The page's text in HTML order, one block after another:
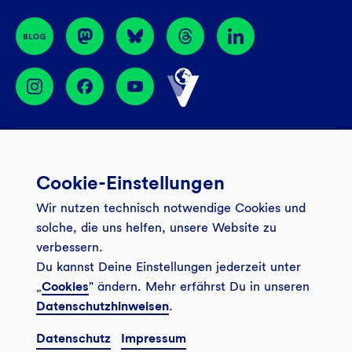
BIC: GENODEM1GLS
Banking App
Service
Onlinebanking Login
Sicheres Banking
FAQ
Kontakt
Unsere Angebote
Girokonto
Mitgliederkonto
Tagesgeldkonto
Finanzieren
Wo wirkt die GLS?
Weitersagen
Veranstaltungen
Filiale finden
Kundenmagazin Bankspiegel
Sozial-ökologisch seit 1974
© 2026 GLS Gemeinschaftsbank eG
Cookie-Einstellungen
Wir nutzen technisch notwendige Cookies und
solche, die uns helfen, unsere Website zu
verbessern.
Du kannst Deine Einstellungen jederzeit unter
„Cookies" ändern. Mehr erfährst Du in unseren
Datenschutzhinweisen.
Datenschutz Impressum